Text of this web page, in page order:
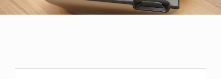
Over VB
Login